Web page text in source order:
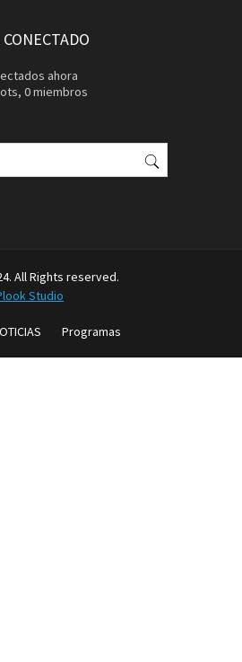
ahora
0 miembros
All Rights reserved.
Studio
Programas